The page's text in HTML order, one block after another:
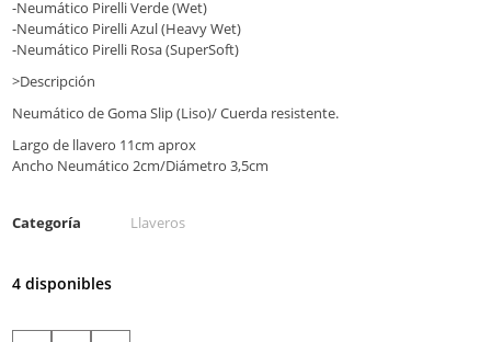
-Neumático Pirelli Verde (Wet)
-Neumático Pirelli Azul (Heavy Wet)
-Neumático Pirelli Rosa (SuperSoft)
>Descripción
Neumático de Goma Slip (Liso)/ Cuerda resistente.
Largo de llavero 11cm aprox
Ancho Neumático 2cm/Diámetro 3,5cm
Categoría Llaveros
4 disponibles